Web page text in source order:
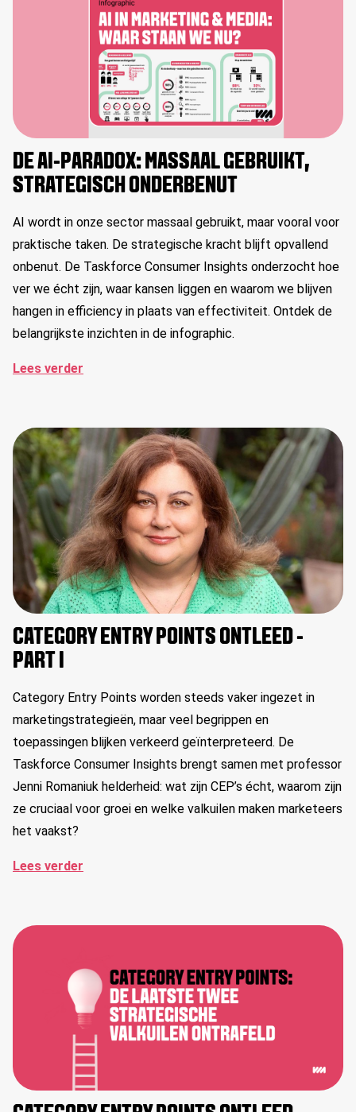
DE AI-PARADOX: MASSAAL GEBRUIKT,
STRATEGISCH ONDERBENUT
AI wordt in onze sector massaal gebruikt, maar vooral voor
praktische taken. De strategische kracht blijft opvallend
onbenut. De Taskforce Consumer Insights onderzocht hoe
ver we écht zijn, waar kansen liggen en waarom we blijven
hangen in efficiency in plaats van effectiviteit. Ontdek de
belangrijkste inzichten in de infographic.
Lees verder
CATEGORY ENTRY POINTS ONTLEED -
PART I
Category Entry Points worden steeds vaker ingezet in
marketingstrategieën, maar veel begrippen en
toepassingen blijken verkeerd geïnterpreteerd. De
Taskforce Consumer Insights brengt samen met professor
Jenni Romaniuk helderheid: wat zijn CEP’s écht, waarom zijn
ze cruciaal voor groei en welke valkuilen maken marketeers
het vaakst?
Lees verder